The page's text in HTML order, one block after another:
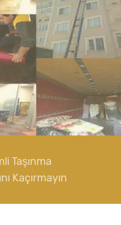
Taşınma
Kaçırmayın